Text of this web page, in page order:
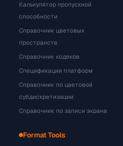
Калькулятор пропускной
способности
Справочник цветовых
пространств
Справочник кодеков
Спецификации платформ
Справочник по цветовой
субдискретизации
Справочник по записи экрана
Format Tools